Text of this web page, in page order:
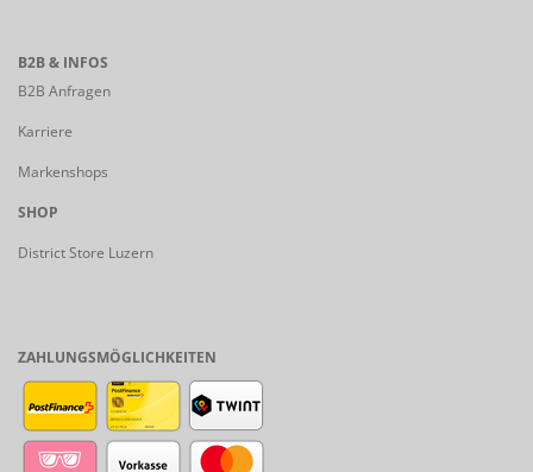
B2B & INFOS
B2B Anfragen
Karriere
Markenshops
SHOP
District Store Luzern
ZAHLUNGSMÖGLICHKEITEN